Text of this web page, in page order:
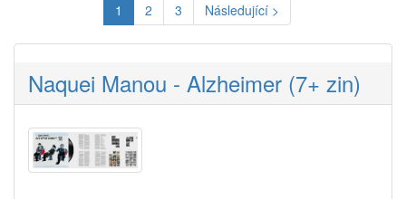
1 2 3 Následující >
Naquei Manou - Alzheimer (7+ zin)